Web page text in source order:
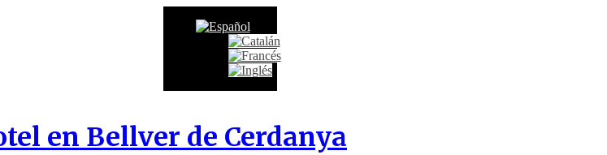
en Bellver de Cerdanya